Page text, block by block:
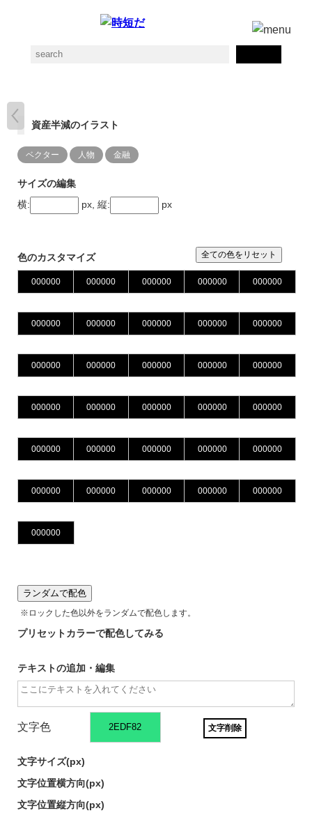
資産半減のイラスト
ベクター 人物 金融
サイズの編集
横:
px, 縦: px
色のカスタマイズ 全ての色をリセット
ランダムで配色
※ロックした色以外をランダムで配色します。
プリセットカラーで配色してみる
テキストの追加・編集
文字色 文字削除
文字サイズ(px)
文字位置横方向(px)
文字位置縦方向(px)